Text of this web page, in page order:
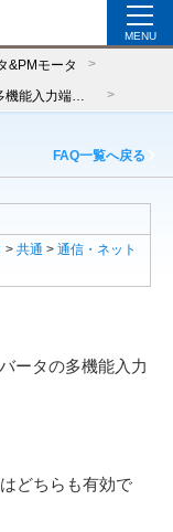
MENU
&PMモータ
FAQ一覧へ戻る
> 共通 > 通信・ネット
ータの多機能入力
どちらも有効で